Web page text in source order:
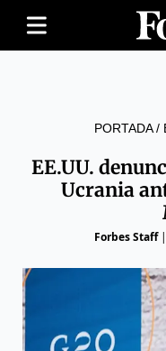
PORTADA/
EE.UU.
Ucrania
Forbes Staff|